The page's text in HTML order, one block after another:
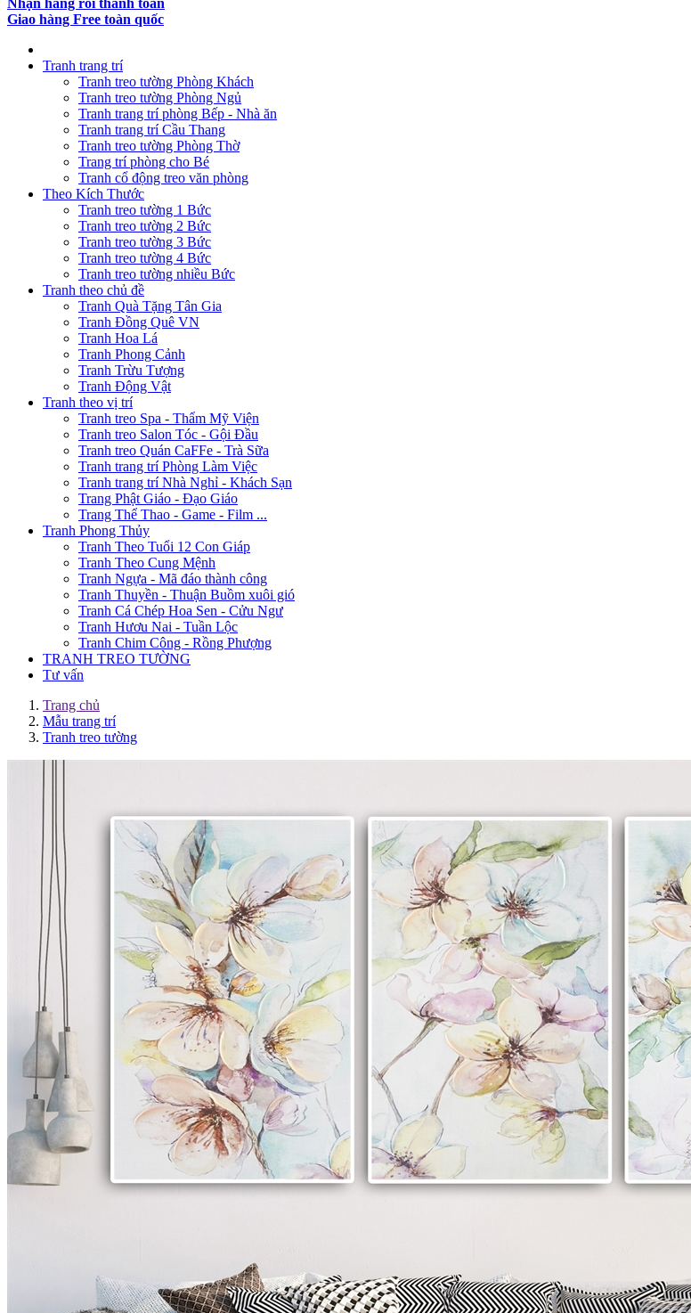
Nhận hàng rồi thanh toán
Giao hàng Free toàn quốc
Tranh trang trí
Tranh treo tường Phòng Khách
Tranh treo tường Phòng Ngủ
Tranh trang trí phòng Bếp - Nhà ăn
Tranh trang trí Cầu Thang
Tranh treo tường Phòng Thờ
Trang trí phòng cho Bé
Tranh cổ động treo văn phòng
Theo Kích Thước
Tranh treo tường 1 Bức
Tranh treo tường 2 Bức
Tranh treo tường 3 Bức
Tranh treo tường 4 Bức
Tranh treo tường nhiều Bức
Tranh theo chủ đề
Tranh Quà Tặng Tân Gia
Tranh Đồng Quê VN
Tranh Hoa Lá
Tranh Phong Cảnh
Tranh Trừu Tượng
Tranh Động Vật
Tranh theo vị trí
Tranh treo Spa - Thẩm Mỹ Viện
Tranh treo Salon Tóc - Gội Đầu
Tranh treo Quán CaFFe - Trà Sữa
Tranh trang trí Phòng Làm Việc
Tranh trang trí Nhà Nghỉ - Khách Sạn
Trang Phật Giáo - Đạo Giáo
Trang Thể Thao - Game - Film ...
Tranh Phong Thủy
Tranh Theo Tuổi 12 Con Giáp
Tranh Theo Cung Mệnh
Tranh Ngựa - Mã đáo thành công
Tranh Thuyền - Thuận Buồm xuôi gió
Tranh Cá Chép Hoa Sen - Cửu Ngư
Tranh Hươu Nai - Tuần Lộc
Tranh Chim Công - Rồng Phượng
TRANH TREO TƯỜNG
Tư vấn
Trang chủ
Mẫu trang trí
Tranh treo tường